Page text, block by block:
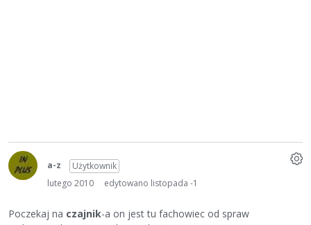
a-z
Użytkownik
lutego 2010
edytowano listopada -1
Poczekaj na czajnik-a on jest tu fachowiec od spraw